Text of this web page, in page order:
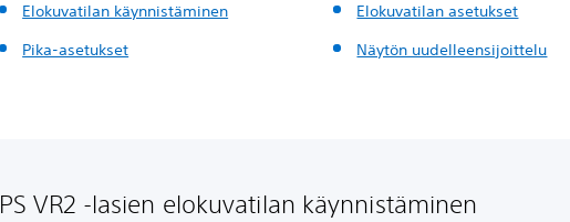
Elokuvatilan käynnistäminen
Pika-asetukset
Elokuvatilan asetukset
Näytön uudelleensijoittelu
PS VR2 -lasien elokuvatilan käynnistäminen